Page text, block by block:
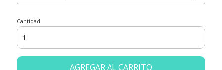
Cantidad
AGREGAR AL CARRITO